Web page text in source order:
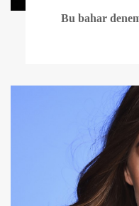
Bu bahar